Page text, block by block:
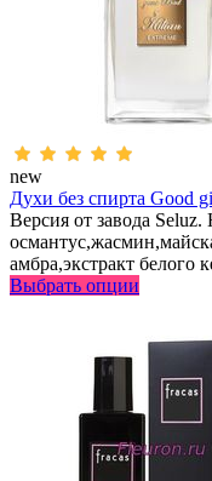
new
Духи без спирта Good
Версия от завода
амбра,экстракт белого
Выбрать опции